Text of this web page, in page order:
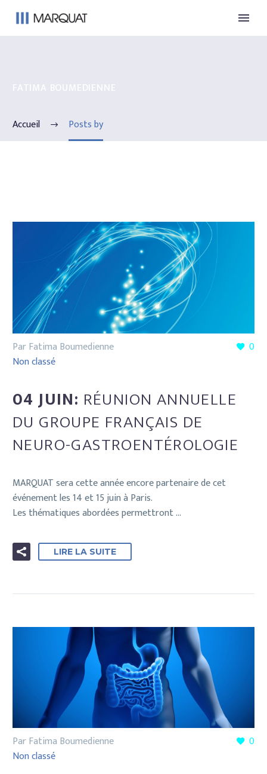
FATIMA BOUMEDIENNE
Accueil Posts by
0
Par Fatima Boumedienne
Non classé
04 JUIN: RÉUNION ANNUELLE
DU GROUPE FRANÇAIS DE
NEURO-GASTROENTÉROLOGIE
MARQUAT sera cette année encore partenaire de cet
événement les 14 et 15 juin à Paris.
Les thématiques abordées permettront …
LIRE LA SUITE
0
Par Fatima Boumedienne
Non classé